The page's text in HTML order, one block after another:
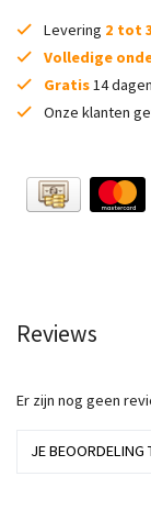
Levering 2 tot
Volledige
Gratis 14
Onze klanten
Reviews
Er zijn nog geen
JE BEOORDELING